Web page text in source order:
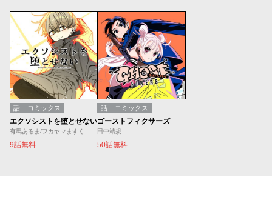
話 コミックス
エクソシストを堕とせない
有馬あるま/フカヤマますく
9話無料
話 コミックス
ゴーストフィクサーズ
田中靖規
50話無料